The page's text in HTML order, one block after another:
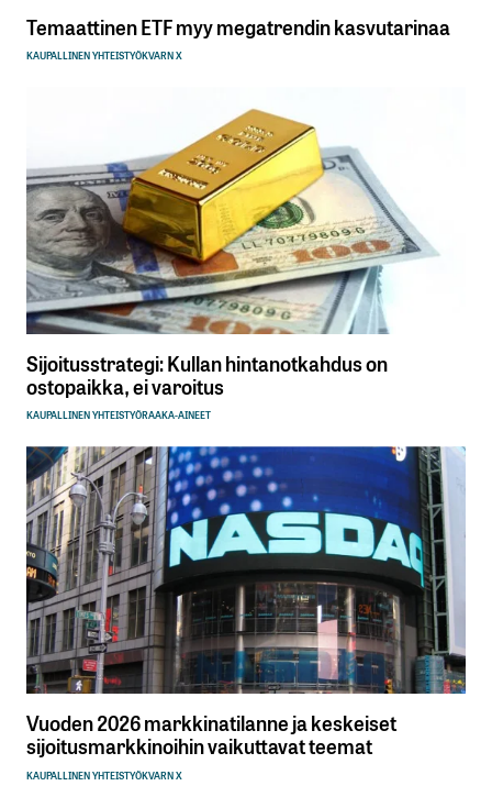
Temaattinen ETF myy megatrendin kasvutarinaa
KAUPALLINEN YHTEISTYÖKVARN X
Sijoitusstrategi: Kullan hintanotkahdus on
ostopaikka, ei varoitus
KAUPALLINEN YHTEISTYÖRAAKA-AINEET
Vuoden 2026 markkinatilanne ja keskeiset
sijoitusmarkkinoihin vaikuttavat teemat
KAUPALLINEN YHTEISTYÖKVARN X